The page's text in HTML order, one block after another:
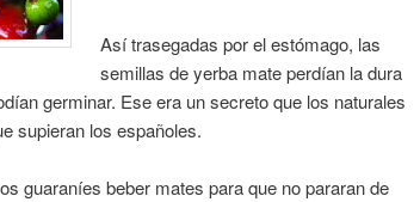
Así trasegadas por el estómago, las
semillas de yerba mate perdían la dura
germinar. Ese era un secreto que los naturales
supieran los españoles.
guaraníes beber mates para que no pararan de